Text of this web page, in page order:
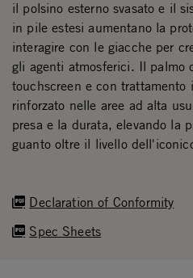
Declaration of Conformity
Spec Sheets
il polsino esterno svasato e il
in pile estesi aumentano la
interagire con le giacche per
gli agenti atmosferici. Il palmo
touchscreen e con trattamento
rinforzato nelle aree ad alta
presa e la durata, elevando la
guanto oltre il livello